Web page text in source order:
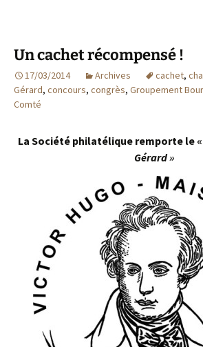
Un cachet récompensé !
17/03/2014 Archives cachet,
Gérard, concours, congrès, Groupement
Comté
La Société philatélique remporte le «
Gérard »